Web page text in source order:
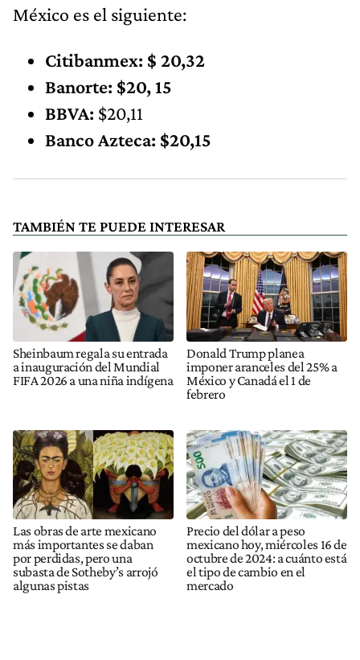
México es el siguiente:
Citibanmex: $ 20,32
Banorte: $20, 15
BBVA: $20,11
Banco Azteca: $20,15
TAMBIÉN TE PUEDE INTERESAR
Sheinbaum regala su entrada
a inauguración del Mundial
FIFA 2026 a una niña indígena
Donald Trump planea
imponer aranceles del 25% a
México y Canadá el 1 de
febrero
Las obras de arte mexicano
más importantes se daban
por perdidas, pero una
subasta de Sotheby’s arrojó
algunas pistas
Precio del dólar a peso
mexicano hoy, miércoles 16 de
octubre de 2024: a cuánto está
el tipo de cambio en el
mercado